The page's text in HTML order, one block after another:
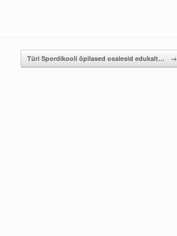
Türi Spordikooli õpilased osalesid edukalt… →